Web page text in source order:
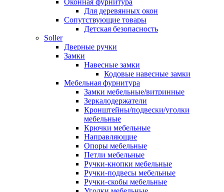
Оконная фурнитура
Для деревянных окон
Сопутствующие товары
Детская безопасность
Soller
Дверные ручки
Замки
Навесные замки
Кодовые навесные замки
Мебельная фурнитура
Замки мебельные/витринные
Зеркалодержатели
Кронштейны/подвески/уголки
мебельные
Крючки мебельные
Направляющие
Опоры мебельные
Петли мебельные
Ручки-кнопки мебельные
Ручки-подвесы мебельные
Ручки-скобы мебельные